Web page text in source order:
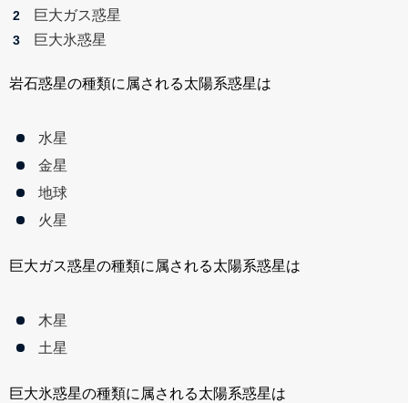
巨大ガス惑星
巨大氷惑星
岩石惑星の種類に属される太陽系惑星は
水星
金星
地球
火星
巨大ガス惑星の種類に属される太陽系惑星は
木星
土星
巨大氷惑星の種類に属される太陽系惑星は